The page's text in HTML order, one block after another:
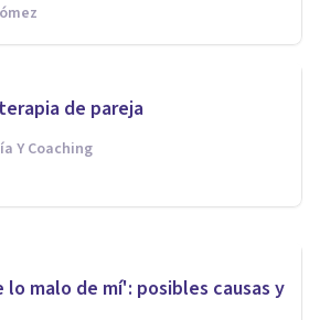
de pareja
Y Coaching
las dudas
lo malo de mí': posibles causas y